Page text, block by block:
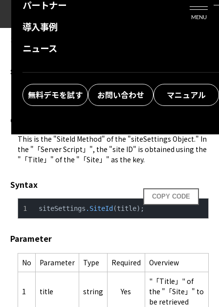
パートナー
導入事例
ニュース
無料デモを試す お問い合わせ マニュアル
MENU
10.04.2024
Developer Function: Server Script:
siteSettings.SiteId
Overview
This is the "SiteId Method" of the "siteSettings Object." In
the "「Server Script」", the "site ID" is obtained using the
"「Title」" of the "「Site」" as the key.
Syntax
COPY CODE
siteSettings .SiteId (title);
Parameter
No Parameter Type Required Overview
1 title string Yes
"「Title」" of
the "「Site」" to
be retrieved